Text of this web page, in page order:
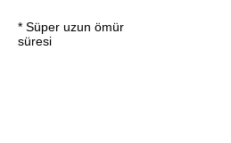
* Süper uzun ömür
süresi